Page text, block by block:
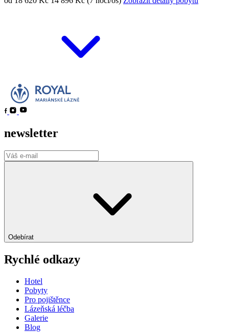
newsletter
Odebírat
Rychlé odkazy
Hotel
Pobyty
Pro pojištěnce
Lázeňská léčba
Galerie
Blog